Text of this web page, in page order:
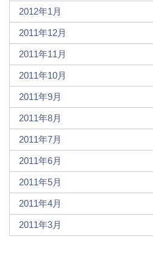
2012年1月
2011年12月
2011年11月
2011年10月
2011年9月
2011年8月
2011年7月
2011年6月
2011年5月
2011年4月
2011年3月